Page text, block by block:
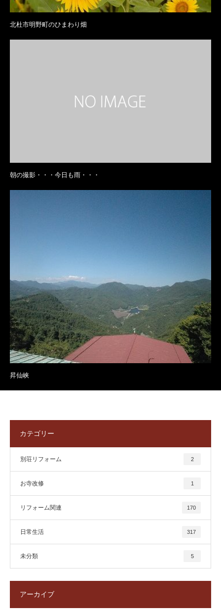
北杜市明野町のひまわり畑
朝の撮影・・・今日も雨・・・
昇仙峡
カテゴリー
別荘リフォーム 2
お寺改修 1
リフォーム関連 170
日常生活 317
未分類 5
アーカイブ